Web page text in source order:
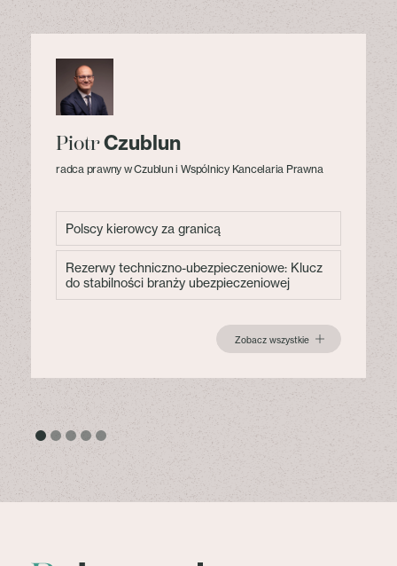
PiotrCzublun
radca prawny w Czublun i Wspólnicy Kancelaria Prawna
Polscy kierowcy za granicą
Rezerwy techniczno-ubezpieczeniowe: Klucz
do stabilności branży ubezpieczeniowej
Zobacz wszystkie